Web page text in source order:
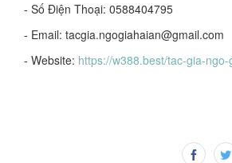
- Số Điện Thoại: 0588404795
- Email: tacgia.ngogiahaian@gmail.com
- Website: https://w388.best/tac-gia-